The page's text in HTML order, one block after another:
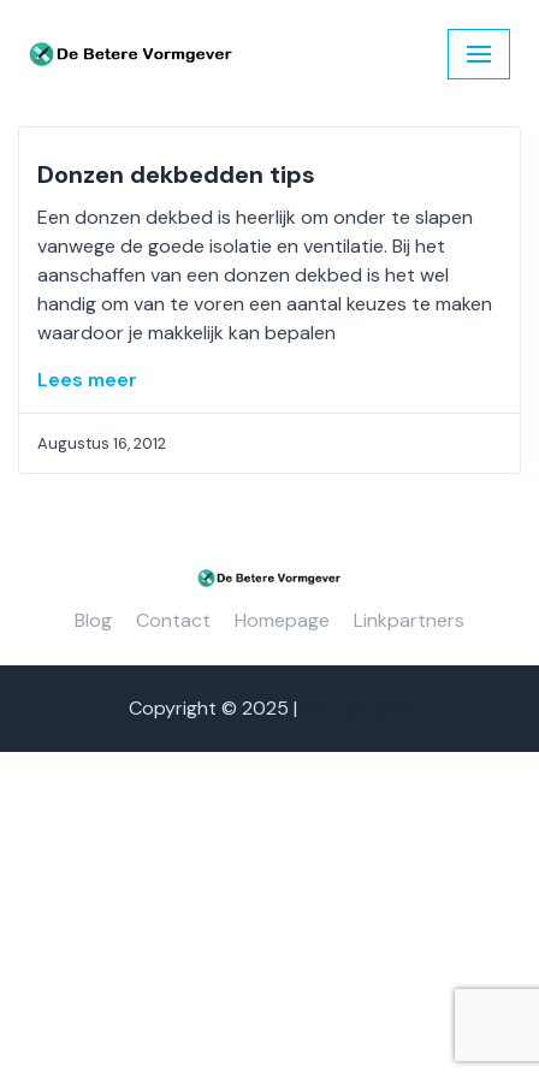
Ga
de
Donzen dekbedden tips
Een donzen dekbed is heerlijk om onder te slapen
vanwege de goede isolatie en ventilatie. Bij het
aanschaffen van een donzen dekbed is het wel
handig om van te voren een aantal keuzes te maken
waardoor je makkelijk kan bepalen
Lees meer
Augustus 16, 2012
Blog Contact Homepage Linkpartners
Copyright © 2025 |